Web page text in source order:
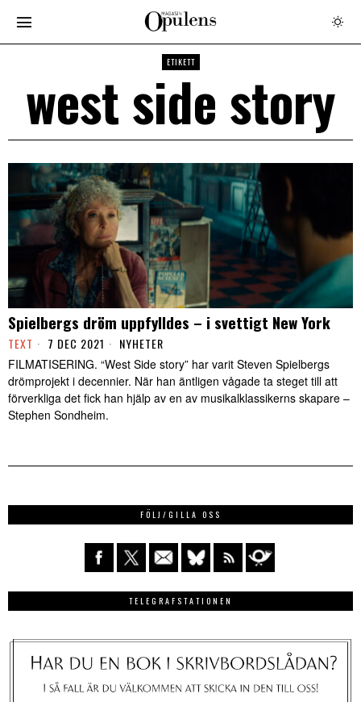
ETIKETT
west side story
Spielbergs dröm uppfylldes – i svettigt New York
TEXT 7 DEC 2021 NYHETER
FILMATISERING. “West Side story” har varit Steven Spielbergs
drömprojekt i decennier. När han äntligen vågade ta steget till att
förverkliga det fick han hjälp av en av musikalklassikerns skapare –
Stephen Sondheim.
FÖLJ/GILLA OSS
TELEGRAFSTATIONEN